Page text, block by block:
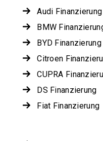
Audi Finanzierung
BMW
BYD Finanzierung
Citroen
CUPRA
DS Finanzierung
Fiat Finanzierung